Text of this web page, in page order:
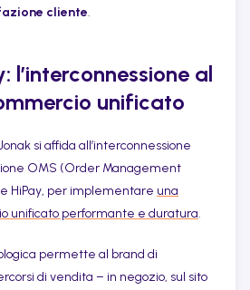
cliente.
l’interconnessione al
unificato
si affida all’interconnessione
OMS (Order Management
HiPay, per implementare una
unificato performante e duratura.
permette al brand di
di vendita – in negozio, sul sito